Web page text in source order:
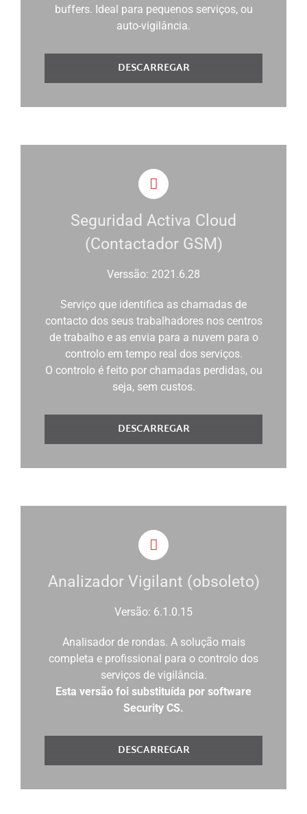
buffers. Ideal para pequenos serviços, ou
auto-vigilância.
DESCARREGAR
Seguridad Activa Cloud
(Contactador GSM)
Verssão: 2021.6.28
Serviço que identifica as chamadas de
contacto dos seus trabalhadores nos centros
de trabalho e as envia para a nuvem para o
controlo em tempo real dos serviços.
O controlo é feito por chamadas perdidas, ou
seja, sem custos.
DESCARREGAR
Analizador Vigilant (obsoleto)
Versão: 6.1.0.15
Analisador de rondas. A solução mais
completa e profissional para o controlo dos
serviços de vigilância.
Esta versão foi substituída por software
Security CS.
DESCARREGAR